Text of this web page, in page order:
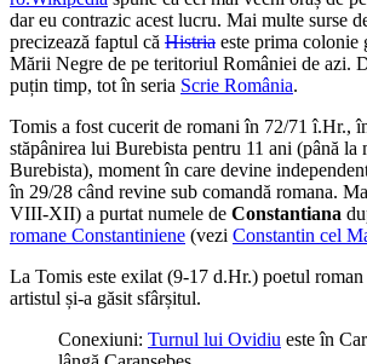
dar eu contrazic acest lucru. Mai multe surse
precizează faptul că Histria este prima colonie
Mării Negre de pe teritoriul României de azi.
puțin timp, tot în seria Scrie România.
Tomis a fost cucerit de romani în 72/71 î.Hr.,
stăpânirea lui Burebista pentru 11 ani (până la
Burebista), moment în care devine
în 29/28 când revine sub comandă romana.
VIII-XII) a purtat numele de Constantiana
romane Constantiniene (vezi Constantin cel
La Tomis este exilat (9-17 d.Hr.) poetul
artistul și-a găsit sfârșitul.
Conexiuni: Turnul lui Ovidiu este în